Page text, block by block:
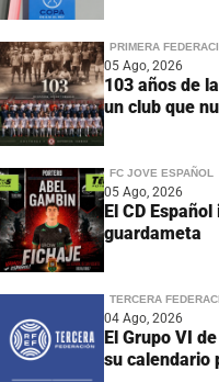
PRIMERA
05 Ago, 2026
103 años de
un club que
FC JOVE ESPAÑOL
05 Ago, 2026
El CD
guardameta
TERCERA
04 Ago, 2026
El Grupo VI
su calendario